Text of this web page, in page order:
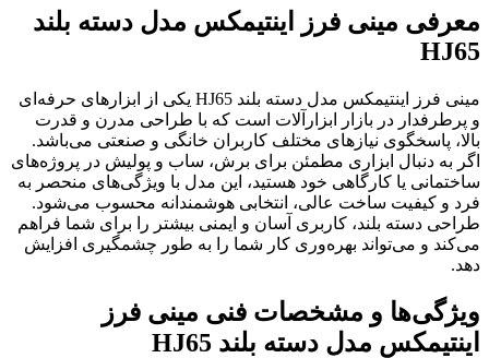
معرفی مینی فرز اینتیمکس مدل دسته بلند
HJ65
مینی فرز اینتیمکس مدل دسته بلند HJ65 یکی از ابزارهای حرفه‌ای
و پرطرفدار در بازار ابزارآلات است که با طراحی مدرن و قدرت
بالا، پاسخگوی نیازهای مختلف کاربران خانگی و صنعتی می‌باشد.
اگر به دنبال ابزاری مطمئن برای برش، ساب و پولیش در پروژه‌های
ساختمانی یا کارگاهی خود هستید، این مدل با ویژگی‌های منحصر به
فرد و کیفیت ساخت عالی، انتخابی هوشمندانه محسوب می‌شود.
طراحی دسته بلند، کاربری آسان و ایمنی بیشتر را برای شما فراهم
می‌کند و می‌تواند بهره‌وری کار شما را به طور چشمگیری افزایش
دهد.
ویژگی‌ها و مشخصات فنی مینی فرز
اینتیمکس مدل دسته بلند HJ65